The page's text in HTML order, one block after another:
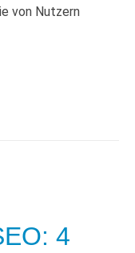
von Nutzern
4